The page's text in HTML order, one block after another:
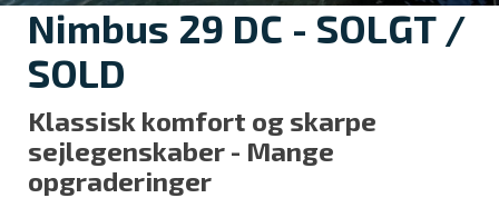
Nimbus 29 DC - SOLGT /
SOLD
Klassisk komfort og skarpe
sejlegenskaber - Mange
opgraderinger